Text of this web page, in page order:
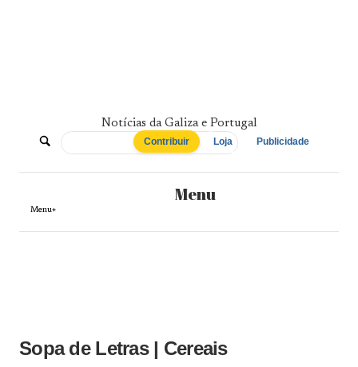
De
Norte
a
Notícias da Galiza e Portugal
Contribuir Loja Publicidade
Menu
Menu+
Sopa de Letras | Cereais